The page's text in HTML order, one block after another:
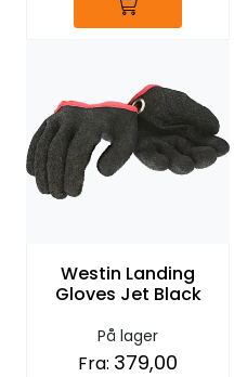
Westin Landing
Gloves Jet Black
På lager
Fra: 379,00